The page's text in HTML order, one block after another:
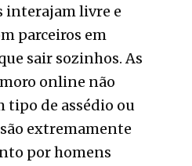
interajam livre e
parceiros em
sair sozinhos. As
online não
de assédio ou
extremamente
por homens